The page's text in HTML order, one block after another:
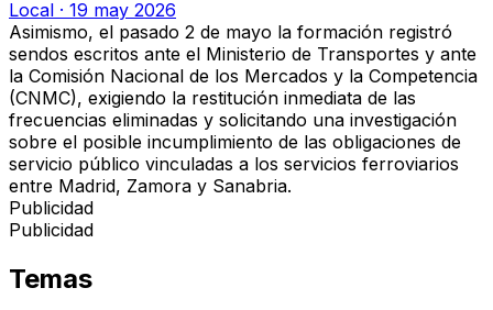
Local · 19 may 2026
Asimismo, el pasado 2 de mayo la formación registró
sendos escritos ante el Ministerio de Transportes y ante
la Comisión Nacional de los Mercados y la Competencia
(CNMC), exigiendo la restitución inmediata de las
frecuencias eliminadas y solicitando una investigación
sobre el posible incumplimiento de las obligaciones de
servicio público vinculadas a los servicios ferroviarios
entre Madrid, Zamora y Sanabria.
Publicidad
Publicidad
Temas